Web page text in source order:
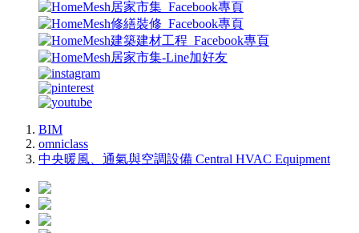
BIM
omniclass
中央暖風、通氣與空調設備 Central HVAC Equipment